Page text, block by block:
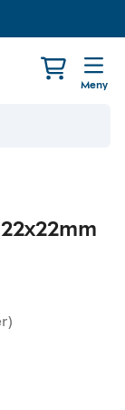
Meny
)